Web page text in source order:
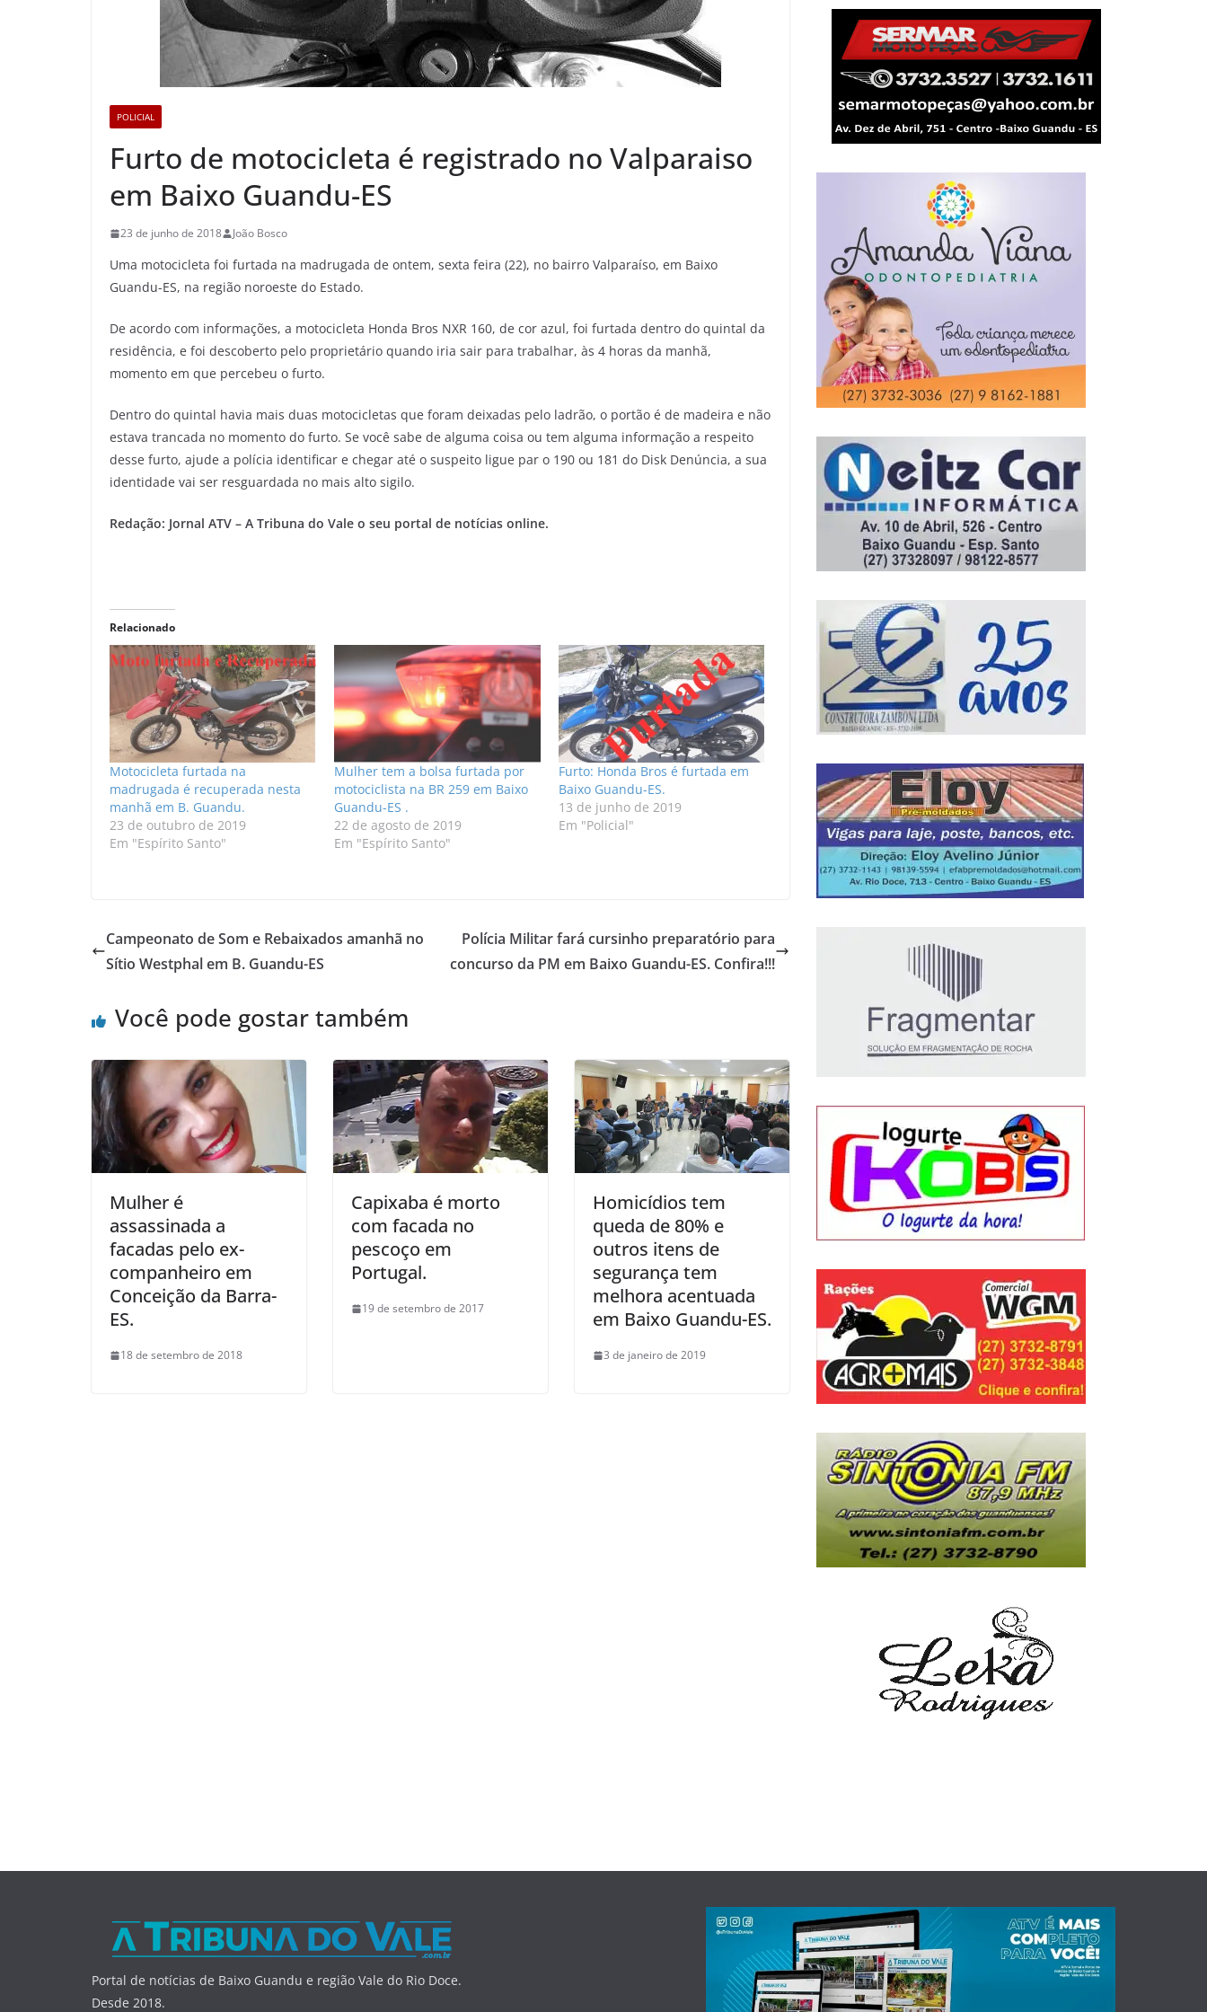
POLICIAL
Furto de motocicleta é registrado no Valparaiso
em Baixo Guandu-ES
23 de junho de 2018 João Bosco
Uma motocicleta foi furtada na madrugada de ontem, sexta feira (22), no bairro Valparaíso, em Baixo
Guandu-ES, na região noroeste do Estado.
De acordo com informações, a motocicleta Honda Bros NXR 160, de cor azul, foi furtada dentro do quintal da
residência, e foi descoberto pelo proprietário quando iria sair para trabalhar, às 4 horas da manhã,
momento em que percebeu o furto.
Dentro do quintal havia mais duas motocicletas que foram deixadas pelo ladrão, o portão é de madeira e não
estava trancada no momento do furto. Se você sabe de alguma coisa ou tem alguma informação a respeito
desse furto, ajude a polícia identificar e chegar até o suspeito ligue par o 190 ou 181 do Disk Denúncia, a sua
identidade vai ser resguardada no mais alto sigilo.
Redação: Jornal ATV – A Tribuna do Vale o seu portal de notícias online.
Relacionado
Motocicleta furtada na
madrugada é recuperada nesta
manhã em B. Guandu.
23 de outubro de 2019
Em "Espírito Santo"
Mulher tem a bolsa furtada por
motociclista na BR 259 em Baixo
Guandu-ES .
22 de agosto de 2019
Em "Espírito Santo"
Furto: Honda Bros é furtada em
Baixo Guandu-ES.
13 de junho de 2019
Em "Policial"
Campeonato de Som e Rebaixados amanhã no
Sítio Westphal em B. Guandu-ES
Polícia Militar fará cursinho preparatório para
concurso da PM em Baixo Guandu-ES. Confira!!!
Você pode gostar também
Mulher é
assassinada a
facadas pelo ex-
companheiro em
Conceição da Barra-
ES.
18 de setembro de 2018
Capixaba é morto
com facada no
pescoço em
Portugal.
19 de setembro de 2017
Homicídios tem
queda de 80% e
outros itens de
segurança tem
melhora acentuada
em Baixo Guandu-ES.
3 de janeiro de 2019
Portal de notícias de Baixo Guandu e região Vale do Rio Doce.
Desde 2018.